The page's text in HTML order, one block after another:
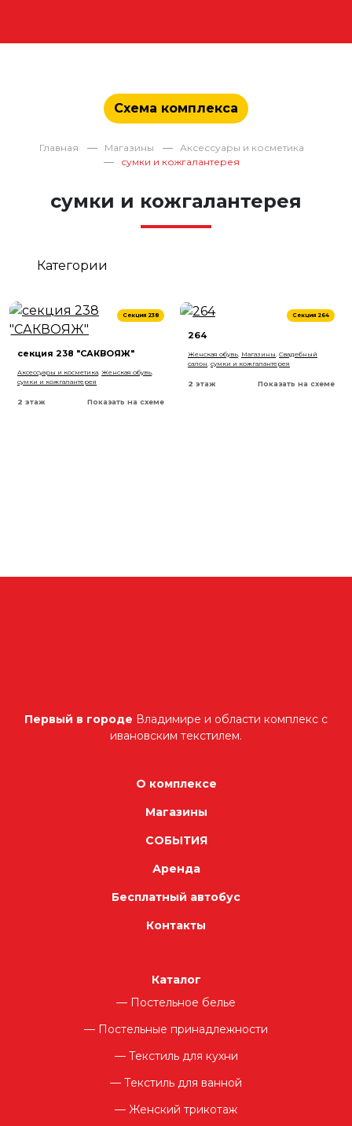
Схема комплекса
Главная Магазины
Аксессуары и косметика
сумки и кожгалантерея
сумки и кожгалантерея
Секция 238
секция 238 "САКВОЯЖ"
Аксессуары и косметика, Женская обувь,
сумки и кожгалантерея
2 этаж Показать на схеме
Секция 264
264
Женская обувь Магазины Свадебный
салон сумки и кожгалантерея
2 этаж Показать на схеме
Первый в городе Владимире и области комплекс с
ивановским текстилем.
О комплексе
Магазины
СОБЫТИЯ
Аренда
Бесплатный автобус
Контакты
Каталог
Постельное белье
Постельные принадлежности
Текстиль для кухни
Текстиль для ванной
Женский трикотаж